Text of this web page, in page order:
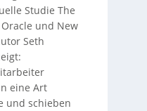
Studie The
und New
Seth
eine Art
und schieben